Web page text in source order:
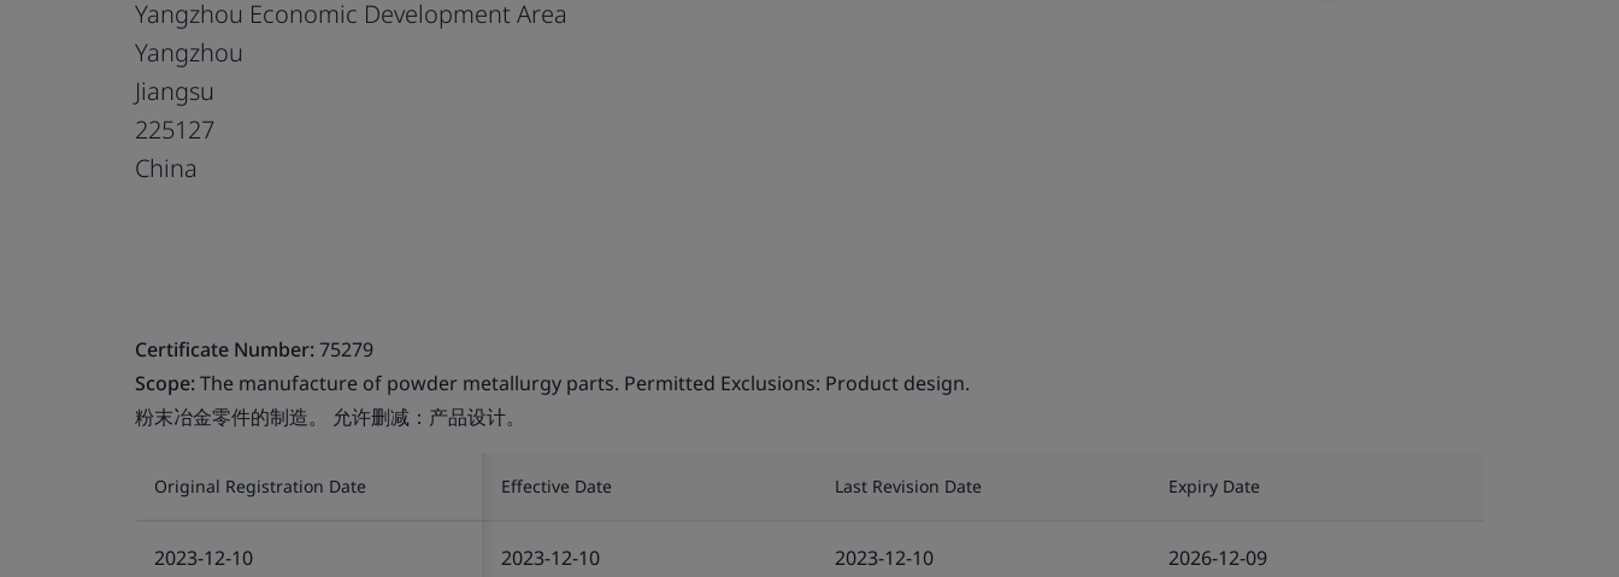
Yangzhou Economic Development Area
Yangzhou
Jiangsu
225127
China
Certificate Number:75279
Scope:The manufacture of powder metallurgy parts. Permitted Exclusions: Product design.
粉末冶金零件的制造。 允许删减：产品设计。
Original Registration Date Effective Date Last Revision Date Expiry Date
2023-12-10 2023-12-10 2023-12-10 2026-12-09